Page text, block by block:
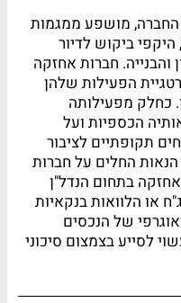
החברה, מושפע ממגמות
היקפי ביקוש לדיור
והבנייה. חברות אחזקה
הפעילות שלהן
כחלק מפעילותה
הכספיות ועל
תקופתיים לציבור
החלים על חברות
בתחום הנדל"ן
או הלוואות בנקאיות
של הנכסים
לסייע בצמצום סיכוני